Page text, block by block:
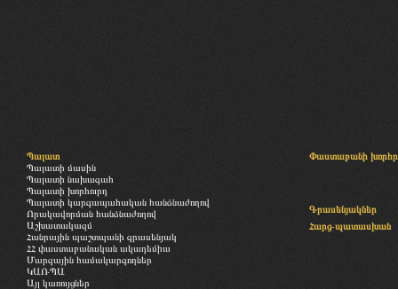
Պալատ
Պալատի մասին
Պալատի նախագահ
Պալատի խորհուրդ
Պալատի կարգապահական հանձնաժողով
Որակավորման հանձնաժողով
Աշխատակազմ
Հանրային պաշտպանի գրասենյակ
ՀՀ փաստաբանական ակադեմիա
Մարզային համակարգողներ
ԿԱՌՊԱ
Այլ կառույցներ
Փաստաբանի
Գրասենյակներ
Հարց-պատասխան